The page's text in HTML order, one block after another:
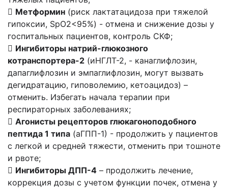
 Метформин (риск лактатацидоза при тяжелой
гипоксии, SpO2<95%) - отмена и снижение дозы у
госпитальных пациентов, контроль СКФ;
 Ингибиторы натрий-глюкозного
котранспортера-2 (иНГЛТ-2, - канаглифлозин,
дапаглифлозин и эмпаглифлозин, могут вызвать
дегидратацию, гиповолемию, кетоацидоз) –
отменить. Избегать начала терапии при
респираторных заболеваниях;
 Агонисты рецепторов глюкагоноподобного
пептида 1 типа (аГПП-1) - продолжить у пациентов
с легкой и средней тяжести, отменить при тошноте
и рвоте;
 Ингибиторы ДПП-4 – продолжить лечение,
коррекция дозы с учетом функции почек, отмена у